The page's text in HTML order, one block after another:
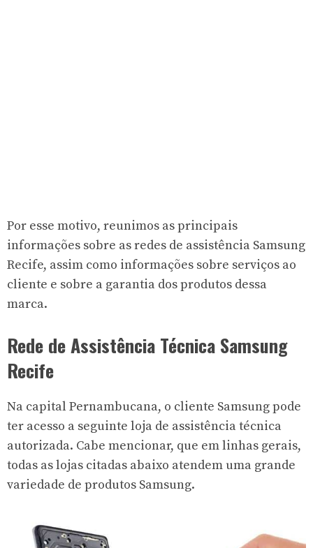
Por esse motivo, reunimos as principais
informações sobre as redes de assistência Samsung
Recife, assim como informações sobre serviços ao
cliente e sobre a garantia dos produtos dessa
marca.
Rede de Assistência Técnica Samsung
Recife
Na capital Pernambucana, o cliente Samsung pode
ter acesso a seguinte loja de assistência técnica
autorizada. Cabe mencionar, que em linhas gerais,
todas as lojas citadas abaixo atendem uma grande
variedade de produtos Samsung.